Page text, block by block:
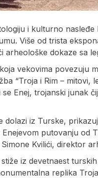
i kulturno
Više od trista
arheološke dokaze sa
vekovima povezuju
“Troja i Rim – mitovi,
Enej, trojanski junak
dolazi iz Turske,
putovanju od
Kvilići, direktor
iz devetnaest
replika